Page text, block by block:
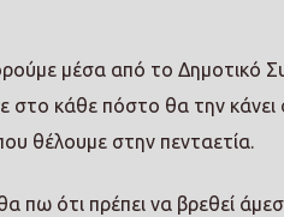
μέσα από το Δημοτικό
στο κάθε πόστο θα την κάνει
θέλουμε στην πενταετία.
πω ότι πρέπει να βρεθεί